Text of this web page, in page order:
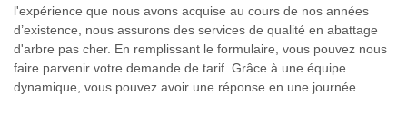
l'expérience que nous avons acquise au cours de nos années
d’existence, nous assurons des services de qualité en abattage
d'arbre pas cher. En remplissant le formulaire, vous pouvez nous
faire parvenir votre demande de tarif. Grâce à une équipe
dynamique, vous pouvez avoir une réponse en une journée.